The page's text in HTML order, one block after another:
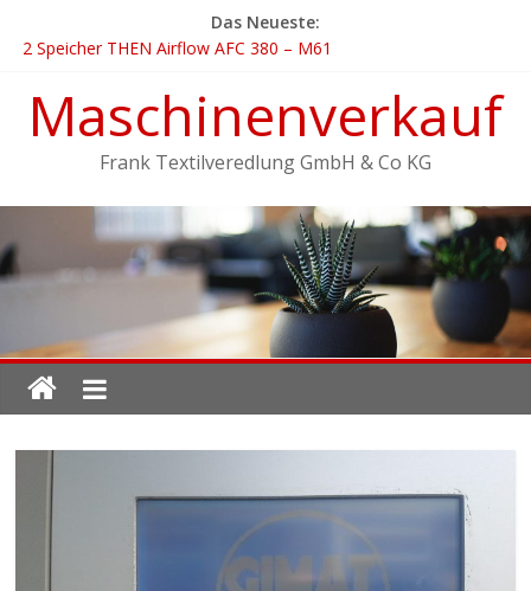
Das Neueste:
2 Speicher THEN Airflow AFC 380 – M61
2 Speicher THEN Airflow AFC 450 – M60
ph-Wert / Temperatur Mess- Aufzeichungsstation für Abwasser
Farbabmusterungskabine – ICS Texicon multilight
Maschinenverkauf
Frank Textilveredlung GmbH & Co KG